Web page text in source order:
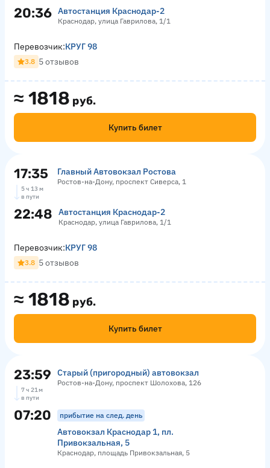
20:36 Автостанция Краснодар-2
Краснодар, улица Гаврилова, 1/1
≈ 1818 руб.
Купить билет
Перевозчик:КРУГ 98
3.8 5 отзывов
17:35 Главный Автовокзал Ростова
Ростов-на-Дону, проспект Сиверса, 1
5 ч 13 м
в пути
22:48 Автостанция Краснодар-2
Краснодар, улица Гаврилова, 1/1
≈ 1818 руб.
Купить билет
Перевозчик:КРУГ 98
3.8 5 отзывов
23:59 Старый (пригородный) автовокзал
Ростов-на-Дону, проспект Шолохова, 126
7 ч 21 м
в пути
07:20 прибытие на след. день
Автовокзал Краснодар 1, пл.
Привокзальная, 5
Краснодар, площадь Привокзальная, 5